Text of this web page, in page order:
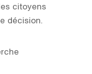
citoyens
décision.